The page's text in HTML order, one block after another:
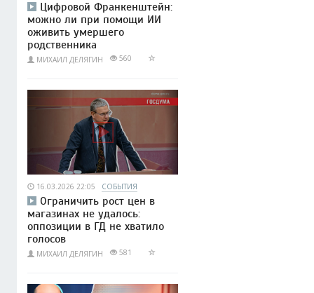
Цифровой Франкенштейн:
можно ли при помощи ИИ
оживить умершего
родственника
МИХАИЛ ДЕЛЯГИН 560
16.03.2026 22:05 СОБЫТИЯ
Ограничить рост цен в
магазинах не удалось:
оппозиции в ГД не хватило
голосов
МИХАИЛ ДЕЛЯГИН 581